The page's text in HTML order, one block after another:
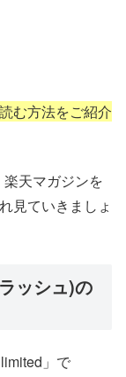
む方法をご紹介
天マガジンを
見ていきましょ
ッシュ)の
」で